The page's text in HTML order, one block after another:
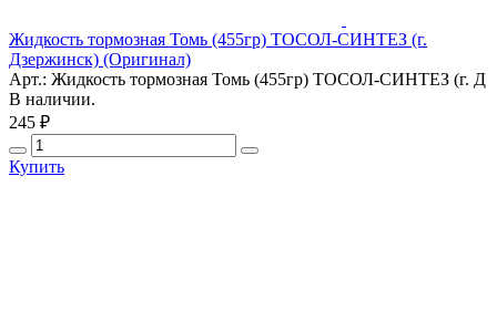
Жидкость тормозная Томь (455гр) ТОСОЛ-СИНТЕЗ (г.
Дзержинск) (Оригинал)
Арт.: Жидкость тормозная Томь (455гр) ТОСОЛ-СИНТЕЗ (г. Д
В наличии.
245 ₽
Купить